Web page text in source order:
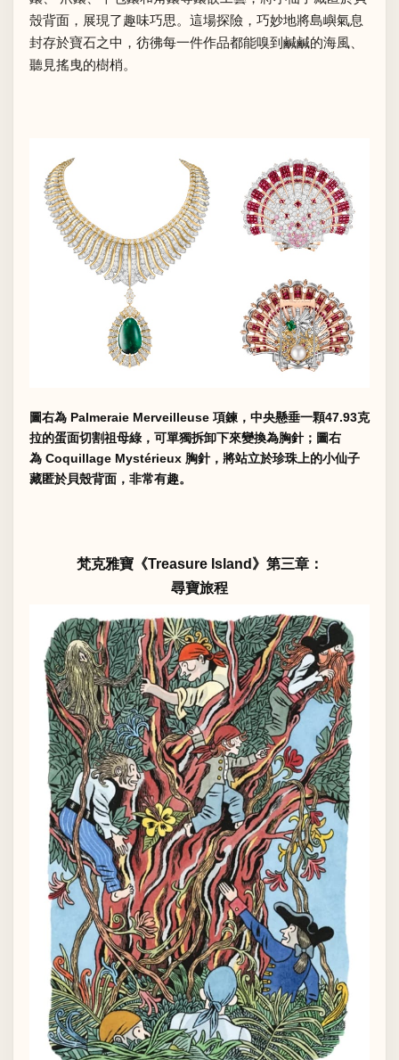
殼背面，展現了趣味巧思。這場探險，巧妙地將島嶼氣息
封存於寶石之中，彷彿每一件作品都能嗅到鹹鹹的海風、
聽見搖曳的樹梢。
圖右為 Palmeraie Merveilleuse 項鍊，中央懸垂一顆47.93克
拉的蛋面切割祖母綠，可單獨拆卸下來變換為胸針；圖右
為 Coquillage Mystérieux 胸針，將站立於珍珠上的小仙子
藏匿於貝殼背面，非常有趣。
梵克雅寶《Treasure Island》第三章：
尋寶旅程